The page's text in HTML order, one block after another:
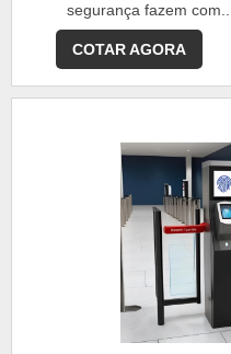
segurança fazem com....
COTAR AGORA